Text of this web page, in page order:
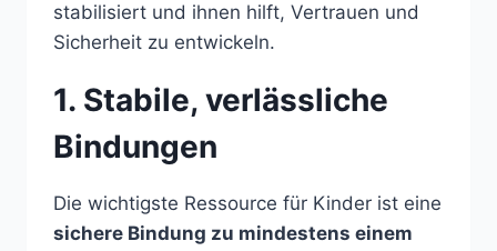
stabilisiert und ihnen hilft, Vertrauen und
Sicherheit zu entwickeln.
1. Stabile, verlässliche
Bindungen
Die wichtigste Ressource für Kinder ist eine
sichere Bindung zu mindestens einem